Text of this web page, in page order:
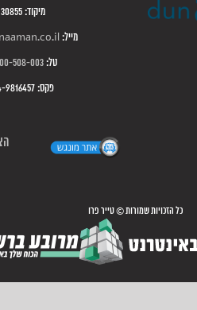
מיקוד: 30855
מייל:
טל:508-003
פקס: 04-9816457
כל הזכויות שמורות © טייר פרו